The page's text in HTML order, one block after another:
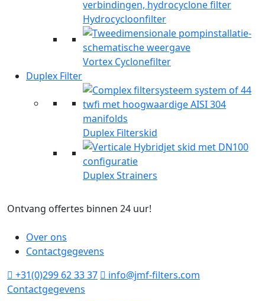
Hydrocycloonfilter
Vortex Cyclonefilter
Duplex Filter
Duplex Filterskid
Duplex Strainers
Ontvang offertes binnen 24 uur!
Over ons
Contactgegevens
+31(0)299 62 33 37
info@jmf-filters.com
Contactgegevens